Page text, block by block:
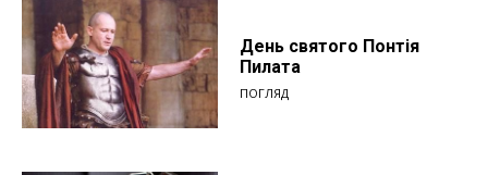
День святого Понтія
Пилата
ПОГЛЯД